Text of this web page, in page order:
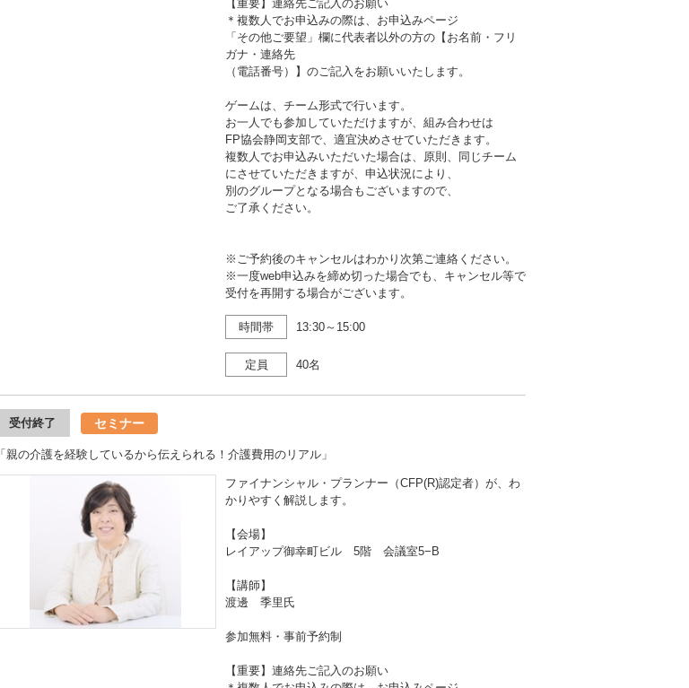
【重要】連絡先ご記入のお願い
＊複数人でお申込みの際は、お申込みページ
「その他ご要望」欄に代表者以外の方の【お名前・フリ
ガナ・連絡先
（電話番号）】のご記入をお願いいたします。
ゲームは、チーム形式で行います。
お一人でも参加していただけますが、組み合わせは
FP協会静岡支部で、適宜決めさせていただきます。
複数人でお申込みいただいた場合は、原則、同じチーム
にさせていただきますが、申込状況により、
別のグループとなる場合もございますので、
ご了承ください。
※ご予約後のキャンセルはわかり次第ご連絡ください。
※一度web申込みを締め切った場合でも、キャンセル等で
受付を再開する場合がございます。
時間帯 13:30～15:00
定員 40名
受付終了 セミナー
「親の介護を経験しているから伝えられる！介護費用のリアル」
ファイナンシャル・プランナー（CFP(R)認定者）が、わ
かりやすく解説します。
【会場】
レイアップ御幸町ビル 5階 会議室5−B
【講師】
渡邊 季里氏
参加無料・事前予約制
【重要】連絡先ご記入のお願い